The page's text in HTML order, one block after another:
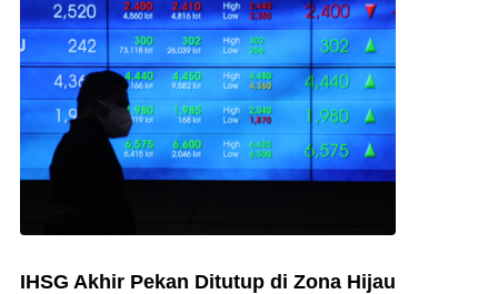
IHSG Akhir Pekan Ditutup di Zona Hijau